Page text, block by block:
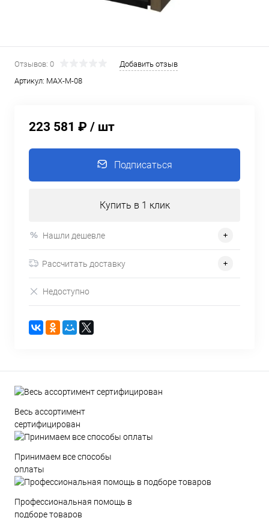
Отзывов: 0
Добавить отзыв
Артикул: MAX-M-08
223 581 ₽ / шт
Подписаться
Купить в 1 клик
Нашли дешевле
Рассчитать доставку
Недоступно
Весь ассортимент
сертифицирован
Принимаем все способы
оплаты
Профессиональная помощь в
подборе товаров